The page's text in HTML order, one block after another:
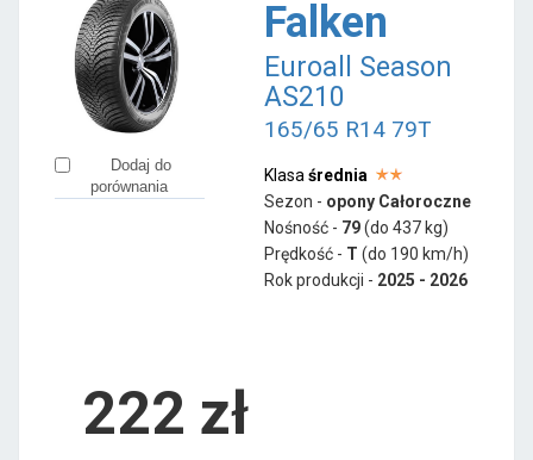
Dodaj do
porównania
Falken
Euroall Season
AS210
165/65 R14 79T
Klasa średnia
Sezon - opony Całoroczne
Nośność - 79(do 437 kg)
Prędkość - T (do 190 km/h)
Rok produkcji - 2025 - 2026
222 zł